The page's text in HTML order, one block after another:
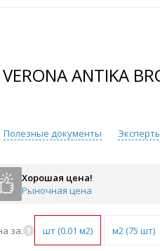
ANTIKA
Полезные документы
Хорошая цена!
Рыночная цена
за: шт (0.01 м2) м2 (75 шт)